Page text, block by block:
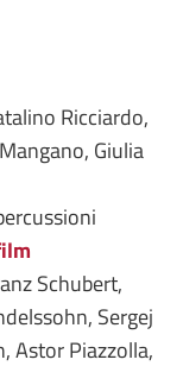
Ricciardo,
Giulia
Schubert,
Sergej
Astor Piazzolla,